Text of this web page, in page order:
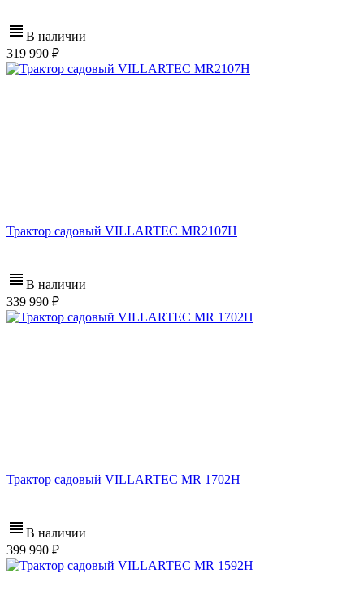
В наличии
319 990
Трактор садовый VILLARTEC MR2107H
В наличии
339 990
Трактор садовый VILLARTEC MR 1702H
В наличии
399 990